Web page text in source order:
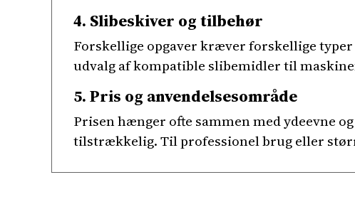
4. Slibeskiver og tilbehør
Forskellige opgaver kræver forskellige
udvalg af kompatible slibemidler til
5. Pris og anvendelsesområde
Prisen hænger ofte sammen med ydeevne
tilstrækkelig. Til professionel brug eller